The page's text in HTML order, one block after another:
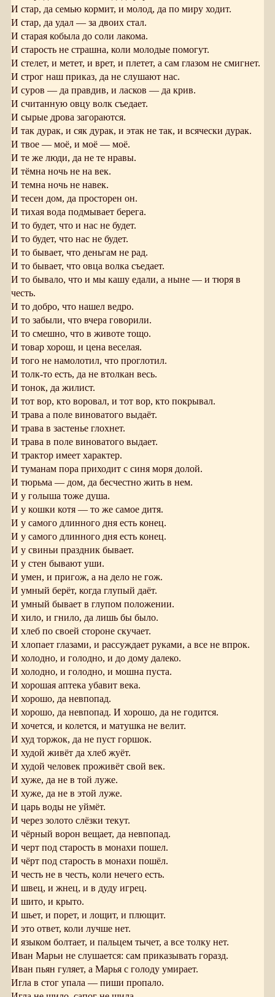
И стар, да семью кормит, и молод, да по миру ходит.
И стар, да удал — за двоих стал.
И старая кобыла до соли лакома.
И старость не страшна, коли молодые помогут.
И стелет, и метет, и врет, и плетет, а сам глазом не смигнет.
И строг наш приказ, да не слушают нас.
И суров — да правдив, и ласков — да крив.
И считанную овцу волк съедает.
И сырые дрова загораются.
И так дурак, и сяк дурак, и этак не так, и всячески дурак.
И твое — моё, и моё — моё.
И те же люди, да не те нравы.
И тёмна ночь не на век.
И темна ночь не навек.
И тесен дом, да просторен он.
И тихая вода подмывает берега.
И то будет, что и нас не будет.
И то будет, что нас не будет.
И то бывает, что деньгам не рад.
И то бывает, что овца волка съедает.
И то бывало, что и мы кашу едали, а ныне — и тюря в
честь.
И то добро, что нашел ведро.
И то забыли, что вчера говорили.
И то смешно, что в животе тощо.
И товар хорош, и цена веселая.
И того не намолотил, что проглотил.
И толк-то есть, да не втолкан весь.
И тонок, да жилист.
И тот вор, кто воровал, и тот вор, кто покрывал.
И трава а поле виноватого выдаёт.
И трава в застенье глохнет.
И трава в поле виноватого выдает.
И трактор имеет характер.
И туманам пора приходит с синя моря долой.
И тюрьма — дом, да бесчестно жить в нем.
И у голыша тоже душа.
И у кошки котя — то же самое дитя.
И у самого длинного дня есть конец.
И у самого длинного дня есть конец.
И у свиньи праздник бывает.
И у стен бывают уши.
И умен, и пригож, а на дело не гож.
И умный берёт, когда глупый даёт.
И умный бывает в глупом положении.
И хило, и гнило, да лишь бы было.
И хлеб по своей стороне скучает.
И хлопает глазами, и рассуждает руками, а все не впрок.
И холодно, и голодно, и до дому далеко.
И холодно, и голодно, и мошна пуста.
И хорошая аптека убавит века.
И хорошо, да невпопад.
И хорошо, да невпопад. И хорошо, да не годится.
И хочется, и колется, и матушка не велит.
И худ торжок, да не пуст горшок.
И худой живёт да хлеб жуёт.
И худой человек проживёт свой век.
И хуже, да не в той луже.
И хуже, да не в этой луже.
И царь воды не уймёт.
И через золото слёзки текут.
И чёрный ворон вещает, да невпопад.
И черт под старость в монахи пошел.
И чёрт под старость в монахи пошёл.
И честь не в честь, коли нечего есть.
И швец, и жнец, и в дуду игрец.
И шито, и крыто.
И шьет, и порет, и лощит, и плющит.
И это ответ, коли лучше нет.
И языком болтает, и пальцем тычет, а все толку нет.
Иван Марьи не слушается: сам приказывать горазд.
Иван пьян гуляет, а Марья с голоду умирает.
Игла в стог упала — пиши пропало.